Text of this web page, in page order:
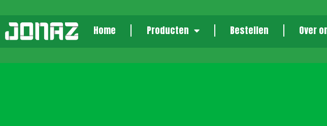
Home Producten Bestellen Over